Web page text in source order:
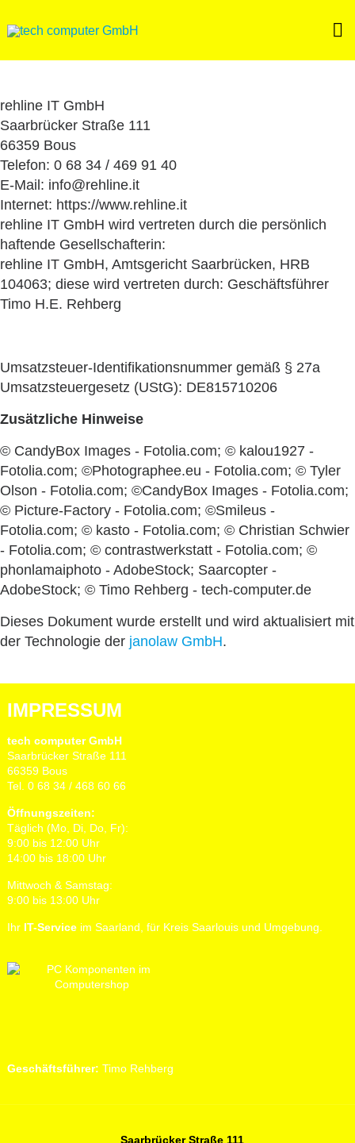
to
rehline IT GmbH
Saarbrücker Straße 111
66359 Bous
Telefon: 0 68 34 / 469 91 40
E-Mail: info@rehline.it
Internet: https://www.rehline.it
rehline IT GmbH wird vertreten durch die persönlich
haftende Gesellschafterin:
rehline IT GmbH, Amtsgericht Saarbrücken, HRB
104063; diese wird vertreten durch: Geschäftsführer
Timo H.E. Rehberg
Umsatzsteuer-Identifikationsnummer gemäß § 27a
Umsatzsteuergesetz (UStG): DE815710206
Zusätzliche Hinweise
© CandyBox Images - Fotolia.com; © kalou1927 -
Fotolia.com; ©Photographee.eu - Fotolia.com; © Tyler
Olson - Fotolia.com; ©CandyBox Images - Fotolia.com;
© Picture-Factory - Fotolia.com; ©Smileus -
Fotolia.com; © kasto - Fotolia.com; © Christian Schwier
- Fotolia.com; © contrastwerkstatt - Fotolia.com; ©
phonlamaiphoto - AdobeStock; Saarcopter -
AdobeStock; © Timo Rehberg - tech-computer.de
Dieses Dokument wurde erstellt und wird aktualisiert mit
der Technologie der janolaw GmbH.
IMPRESSUM
tech computer GmbH
Saarbrücker Straße 111
66359 Bous
Tel. 0 68 34 / 468 60 66
Öffnungszeiten:
Täglich (Mo, Di, Do, Fr):
9:00 bis 12:00 Uhr
14:00 bis 18:00 Uhr
Mittwoch & Samstag:
9:00 bis 13:00 Uhr
Ihr IT-Serviceim Saarland, für Kreis Saarlouis und Umgebung.
Geschäftsführer: Timo Rehberg
Saarbrücker Straße 111